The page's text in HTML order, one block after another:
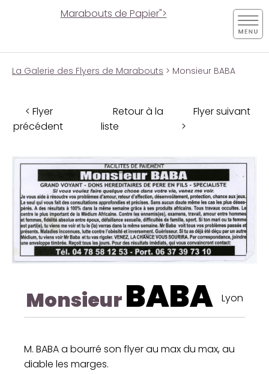
Marabouts de Papier">
La Galerie des Flyers de Marabouts > Monsieur BABA
< Flyer
précédent
Retour à la
liste
Flyer suivant
>
MonsieurBABA Lyon
M. BABA a bourré son flyer au max du max, au
diable les marges.